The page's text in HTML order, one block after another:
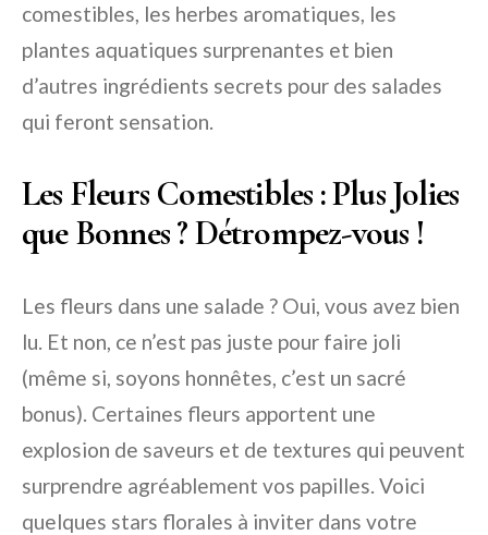
comestibles, les herbes aromatiques, les
plantes aquatiques surprenantes et bien
d’autres ingrédients secrets pour des salades
qui feront sensation.
Les Fleurs Comestibles : Plus Jolies
que Bonnes ? Détrompez-vous !
Les fleurs dans une salade ? Oui, vous avez bien
lu. Et non, ce n’est pas juste pour faire joli
(même si, soyons honnêtes, c’est un sacré
bonus). Certaines fleurs apportent une
explosion de saveurs et de textures qui peuvent
surprendre agréablement vos papilles. Voici
quelques stars florales à inviter dans votre